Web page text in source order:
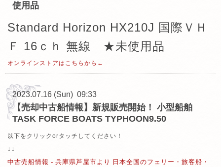
使用品
Standard Horizon HX210J 国際ＶＨ
Ｆ 16ｃｈ 無線 ★未使用品
オンラインストアはこちらから←
2023.07.16 (Sun) 09:33
【売却中古船情報】新規販売開始！ 小型船舶
TASK FORCE BOATS TYPHOON9.50
以下をクリックorタッチしてください！
↓↓
中古売船情報 - 兵庫県芦屋市より 日本全国のフェリー・旅客船・